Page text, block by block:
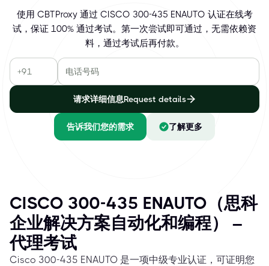
使用 CBTProxy 通过 CISCO 300-435 ENAUTO 认证在线考
试，保证 100% 通过考试。第一次尝试即可通过，无需依赖资
料，通过考试后再付款。
请求详细信息Request details
告诉我们您的需求 了解更多
CISCO 300-435 ENAUTO（思科
企业解决方案自动化和编程） –
代理考试
Cisco 300-435 ENAUTO 是一项中级专业认证，可证明您